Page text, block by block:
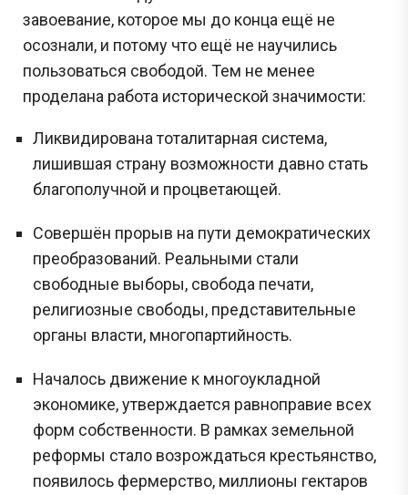
завоевание, которое мы до конца ещё не
осознали, и потому что ещё не научились
пользоваться свободой. Тем не менее
проделана работа исторической значимости:
Ликвидирована тоталитарная система,
лишившая страну возможности давно стать
благополучной и процветающей.
Совершён прорыв на пути демократических
преобразований. Реальными стали
свободные выборы, свобода печати,
религиозные свободы, представительные
органы власти, многопартийность.
Началось движение к многоукладной
экономике, утверждается равноправие всех
форм собственности. В рамках земельной
реформы стало возрождаться крестьянство,
появилось фермерство, миллионы гектаров